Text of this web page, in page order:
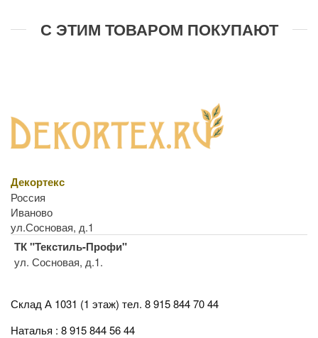
С ЭТИМ ТОВАРОМ ПОКУПАЮТ
Декортекс
Россия
Иваново
ул.Сосновая, д.1
ТК "Текстиль-Профи"
ул. Сосновая, д.1.
Склад А 1031 (1 этаж) тел. 8 915 844 70 44
Наталья : 8 915 844 56 44